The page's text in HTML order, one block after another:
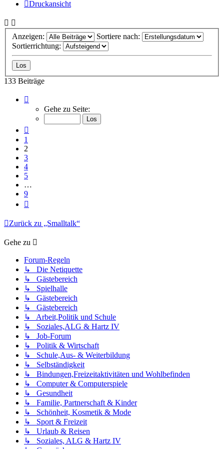
Druckansicht
Anzeigen:
Sortiere nach:
Sortierrichtung:
133 Beiträge
von
Gehe zu Seite:
1
2
3
4
5
…
9
Zurück zu „Smalltalk“
Gehe zu
Forum-Regeln
↳ Die Netiquette
↳ Gästebereich
↳ Spielhalle
↳ Gästebereich
↳ Gästebereich
↳ Arbeit,Politik und Schule
↳ Soziales,ALG & Hartz IV
↳ Job-Forum
↳ Politik & Wirtschaft
↳ Schule,Aus- & Weiterbildung
↳ Selbständigkeit
↳ Bindungen,Freizeitaktivitäten und Wohlbefinden
↳ Computer & Computerspiele
↳ Gesundheit
↳ Familie, Partnerschaft & Kinder
↳ Schönheit, Kosmetik & Mode
↳ Sport & Freizeit
↳ Urlaub & Reisen
↳ Soziales, ALG & Hartz IV